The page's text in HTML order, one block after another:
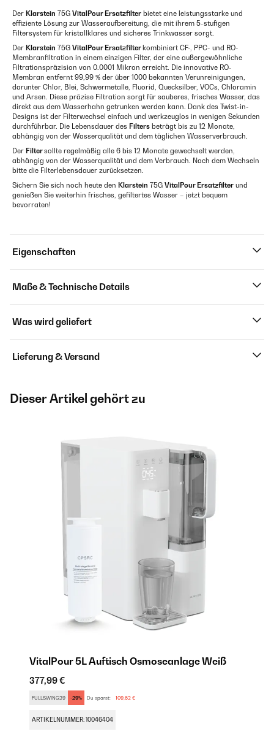
Der Klarstein 75G VitalPour Ersatzfilter bietet eine leistungsstarke und
effiziente Lösung zur Wasseraufbereitung, die mit ihrem 5-stufigen
Filtersystem für kristallklares und sicheres Trinkwasser sorgt.
Der Klarstein 75G VitalPour Ersatzfilter kombiniert CF-, PPC- und RO-
Membranfiltration in einem einzigen Filter, der eine außergewöhnliche
Filtrationspräzision von 0.0001 Mikron erreicht. Die innovative RO-
Membran entfernt 99,99 % der über 1000 bekannten Verunreinigungen,
darunter Chlor, Blei, Schwermetalle, Fluorid, Quecksilber, VOCs, Chloramin
und Arsen. Diese präzise Filtration sorgt für sauberes, frisches Wasser, das
direkt aus dem Wasserhahn getrunken werden kann. Dank des Twist-in-
Designs ist der Filterwechsel einfach und werkzeuglos in wenigen Sekunden
durchführbar. Die Lebensdauer des Filters beträgt bis zu 12 Monate,
abhängig von der Wasserqualität und dem täglichen Wasserverbrauch.
Der Filtersollte regelmäßig alle 6 bis 12 Monate gewechselt werden,
abhängig von der Wasserqualität und dem Verbrauch. Nach dem Wechseln
bitte die Filterlebensdauer zurücksetzen.
Sichern Sie sich noch heute den Klarstein 75G VitalPour Ersatzfilter und
genießen Sie weiterhin frisches, gefiltertes Wasser – jetzt bequem
bevorraten!
Eigenschaften
Maße & Technische Details
Was wird geliefert
Lieferung & Versand
Dieser Artikel gehört zu
VitalPour 5L Auftisch Osmoseanlage​ Weiß
377,99 €
FULLSWING29 -29% Du sparst: 109,62 €
ARTIKELNUMMER: 10046404